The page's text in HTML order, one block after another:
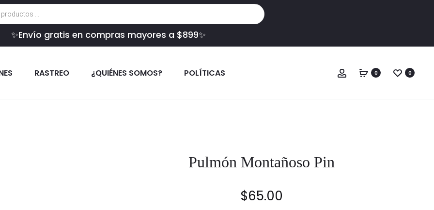
✨Envío gratis en compras mayores a $899✨
RASTREO ¿QUIÉNES SOMOS? POLÍTICAS Cuenta
0 0
Pulmón Montañoso Pin
$65.00